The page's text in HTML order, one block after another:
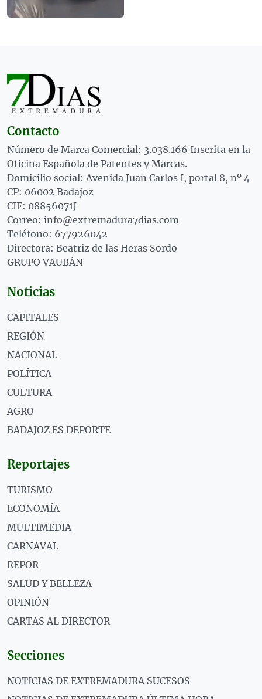
Contacto
Número de Marca Comercial: 3.038.166 Inscrita en la
Oficina Española de Patentes y Marcas.
Domicilio social: Avenida Juan Carlos I, portal 8, nº 4
CP: 06002 Badajoz
CIF: 08856071J
Correo: info@extremadura7dias.com
Teléfono: 677926042
Directora: Beatriz de las Heras Sordo
GRUPO VAUBÁN
Noticias
CAPITALES
REGIÓN
NACIONAL
POLÍTICA
CULTURA
AGRO
BADAJOZ ES DEPORTE
Reportajes
TURISMO
ECONOMÍA
MULTIMEDIA
CARNAVAL
REPOR
SALUD Y BELLEZA
OPINIÓN
CARTAS AL DIRECTOR
Secciones
NOTICIAS DE EXTREMADURA SUCESOS